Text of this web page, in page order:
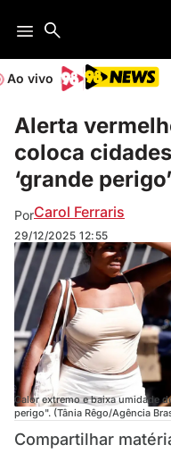
Ao vivo
Alerta
coloca
‘grande perigo’
PorCarol Ferraris
29/12/2025 12:55
Calor extremo e baixa umidade
perigo". (Tânia Rêgo/Agência
Compartilhar